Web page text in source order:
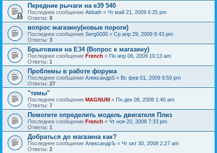
Передние рычаги на e39 540
Последнее сообщение Abbath « Чт май 21, 2009 6:25 pm
Ответы: 8
вопрос магазину(новые пороги)
Последнее сообщение Serg0000 « Ср апр 29, 2009 8:43 pm
Ответы: 3
Брыговики на Е34 (Вопрос к магазину)
Последнее сообщение French « Пн апр 06, 2009 10:13 am
Ответы: 1
Проблемы в работе форума
Последнее сообщение АлександрS « Вс фев 01, 2009 9:50 pm
Ответы: 27
"темы"
Последнее сообщение MAGNUM « Пн дек 08, 2008 1:40 am
Ответы: 7
Помогите определить модель двигателя Плиз
Последнее сообщение French « Чт ноя 20, 2008 7:33 pm
Ответы: 1
Добраться до магазина как?
Последнее сообщение АлександрЪ « Чт окт 30, 2008 2:27 am
Ответы: 2